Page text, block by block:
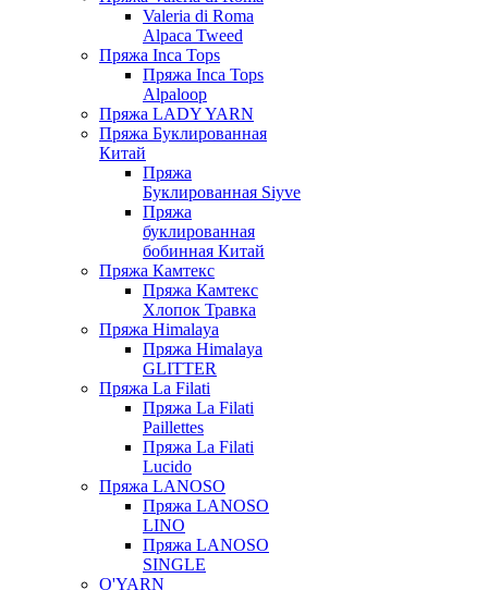
Valeria di Roma
Alpaca Tweed
Пряжа Inca Tops
Пряжа Inca Tops
Alpaloop
Пряжа LADY YARN
Пряжа Буклированная
Китай
Пряжа
Буклированная Siyve
Пряжа
буклированная
бобинная Китай
Пряжа Камтекс
Пряжа Камтекс
Хлопок Травка
Пряжа Himalaya
Пряжа Himalaya
GLITTER
Пряжа La Filati
Пряжа La Filati
Paillettes
Пряжа La Filati
Lucido
Пряжа LANOSO
Пряжа LANOSO
LINO
Пряжа LANOSO
SINGLE
O'YARN